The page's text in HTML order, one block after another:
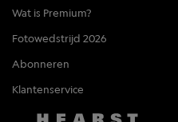
Wat is Premium?
Fotowedstrijd 2026
Abonneren
Klantenservice